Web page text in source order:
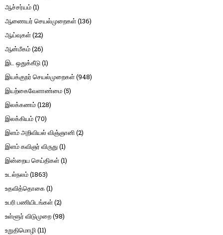
ஆச்சர்யம்(1)
ஆணையர் செயல்முறைகள்(136)
ஆய்வுகள்(22)
ஆன்மீகம்(26)
இட ஒதுக்கீடு(1)
இயக்குநர் செயல்முறைகள்(948)
இயற்கைவேளாண்மை(5)
இலக்கணம்(128)
இலக்கியம்(70)
இளம் அறிவியல் விஞ்ஞானி(2)
இளம் கவிஞர் விருது(1)
இன்றைய செய்திகள்(1)
உடல்நலம்(1863)
உதவித்தொகை(1)
உபரி பணியிடங்கள்(2)
உள்ளூர் விடுமுறை(98)
உறுதிமொழி(11)